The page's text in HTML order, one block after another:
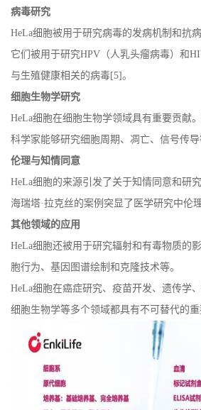
病毒研究
HeLa细胞被用于研究病毒的发病机制和抗
它们被用于研究HPV （人乳头瘤病毒）和
与生殖健康相关的病毒[5]。
细胞生物学研究
HeLa细胞在细胞生物学领域具有重要贡献
科学家能够研究细胞周期、凋亡、信号传
伦理与知情同意
HeLa细胞的来源引发了关于知情同意和研
海瑞塔·拉克丝的案例突显了医学研究中伦
其他领域的应用
HeLa细胞还被用于研究辐射和有毒物质的
胞行为、基因图谱绘制和克隆技术等。
HeLa细胞在癌症研究、疫苗开发、遗传学
细胞生物学等多个领域都具有不可替代的重